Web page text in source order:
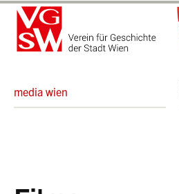
media wien